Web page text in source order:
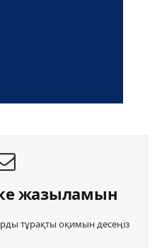
жазыламын
тұрақты оқимын десеңіз